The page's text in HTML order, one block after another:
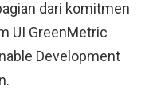
dari komitmen
UI GreenMetric
Development